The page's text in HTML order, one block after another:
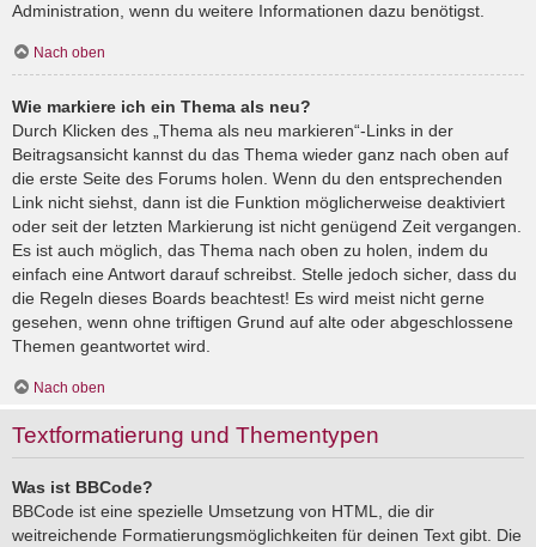
Administration, wenn du weitere Informationen dazu benötigst.
Nach oben
Wie markiere ich ein Thema als neu?
Durch Klicken des „Thema als neu markieren“-Links in der
Beitragsansicht kannst du das Thema wieder ganz nach oben auf
die erste Seite des Forums holen. Wenn du den entsprechenden
Link nicht siehst, dann ist die Funktion möglicherweise deaktiviert
oder seit der letzten Markierung ist nicht genügend Zeit vergangen.
Es ist auch möglich, das Thema nach oben zu holen, indem du
einfach eine Antwort darauf schreibst. Stelle jedoch sicher, dass du
die Regeln dieses Boards beachtest! Es wird meist nicht gerne
gesehen, wenn ohne triftigen Grund auf alte oder abgeschlossene
Themen geantwortet wird.
Nach oben
Textformatierung und Thementypen
Was ist BBCode?
BBCode ist eine spezielle Umsetzung von HTML, die dir
weitreichende Formatierungsmöglichkeiten für deinen Text gibt. Die